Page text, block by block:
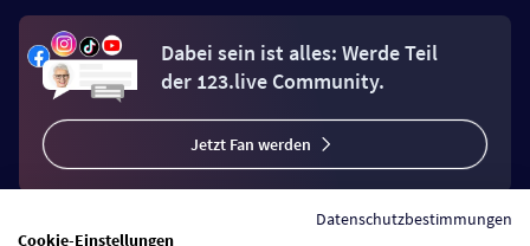
Dabei sein ist alles: Werde Teil
der 123.live Community.
Jetzt Fan werden
Datenschutzbestimmungen
Cookie-Einstellungen